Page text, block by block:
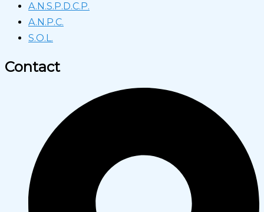
A.N.S.P.D.C.P.
A.N.P.C.
S.O.L.
Contact